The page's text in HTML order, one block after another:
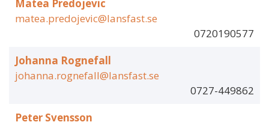
Matea Predojevic
matea.predojevic@lansfast.se
0720190577
Johanna Rognefall
johanna.rognefall@lansfast.se
0727-449862
Peter Svensson